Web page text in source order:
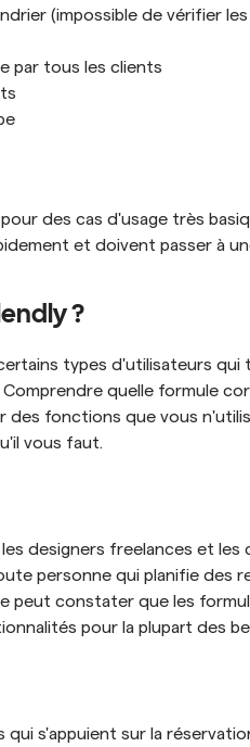
(impossible de vérifier
par tous les clients
des cas d'usage très
et doivent passer à
?
types d'utilisateurs qui
quelle formule
des fonctions que vous
vous faut.
designers freelances et les
personne qui planifie des
peut constater que les
pour la plupart des
qui s'appuient sur la